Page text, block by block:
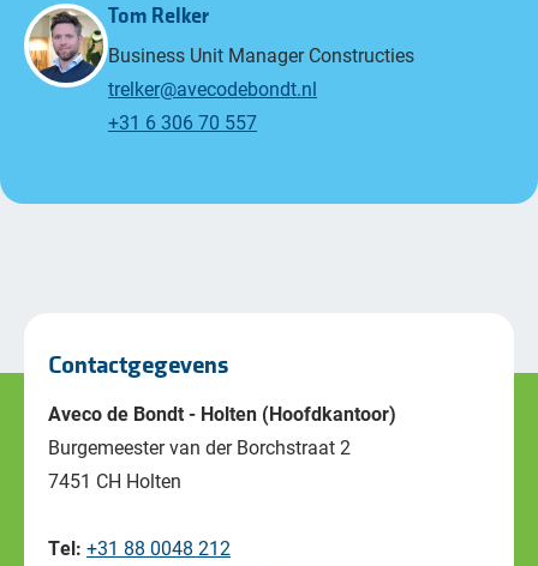
Tom Relker
Business Unit Manager Constructies
trelker@avecodebondt.nl
+31 6 306 70 557
Contactgegevens
Aveco de Bondt - Holten (Hoofdkantoor)
Burgemeester van der Borchstraat 2
7451 CH Holten
Tel: +31 88 0048 212